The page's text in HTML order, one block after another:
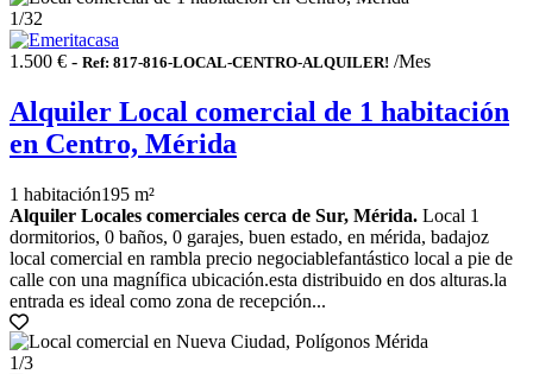
1/32
1.500 € - Ref: 817-816-LOCAL-CENTRO-ALQUILER! /Mes
Alquiler Local comercial de 1 habitación
en Centro, Mérida
1 habitación195 m²
Alquiler Locales comerciales cerca de Sur, Mérida. Local 1
dormitorios, 0 baños, 0 garajes, buen estado, en mérida, badajoz
local comercial en rambla precio negociablefantástico local a pie de
calle con una magnífica ubicación.esta distribuido en dos alturas.la
entrada es ideal como zona de recepción...
1/3